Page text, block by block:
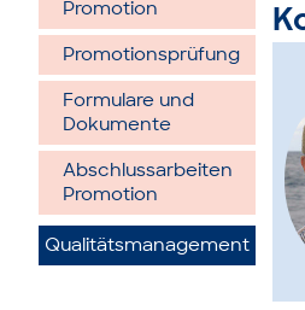
Promotion
Promotionsprüfung
Formulare und
Dokumente
Abschlussarbeiten
Promotion
Qualitätsmanagement